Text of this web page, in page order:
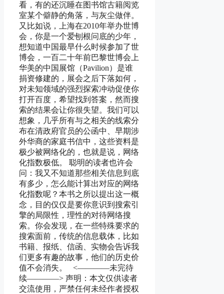
看，有的还沉睡在图书馆古籍阅览
室某个僻静的角落，与灰尘做伴。
又比如说，上海在2010年举办世博
会，你是一个爱刨根问底的少年，
想知道中国最早什么时候参加了世
博会，一百二十年前巴黎世博会上
华美的中国展馆（Pavilion）是谁
捐资修建的，展会之后下落如何，
对未知领域的强烈探索冲动促使你
打开百度，希望找到答案，然而搜
索的结果会让你很失望。我们可以
想象，几乎所有与之相关的线索分
布在清政府官员的公函中、早期涉
外华商的家庭书信中，这些资料是
极少被网络化的，也就是说，网络
化指数极低。 聪明的读者也许会
问：我又不知道那些相关信息到底
有多少，怎么能计算出对应的网络
化指数呢？本书之所以提出这一概
念，目的仅仅是要你意识到搜索引
擎的局限性，理性的对待网络搜
索。你会发现，在一些特殊要求的
搜索面前，传统的信息载体，比如
书籍、报纸、信函、实物会告诉我
们更多有趣的故事，他们的历史价
值不会消失。 <————未完待
续————> 声明：本文仅供读者
交流使用，严禁任何未经作者授权